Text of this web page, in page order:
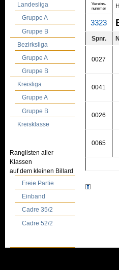
Landesliga
Gruppe A
Gruppe B
Bezirksliga
Gruppe A
Gruppe B
Kreisliga
Gruppe A
Gruppe B
Kreisklasse
Ranglisten aller
Klassen
auf dem kleinen Billard
Freie Partie
Einband
Cadre 35/2
Cadre 52/2
Vereins-
nummer
3323
Spnr.
0027
0041
0026
0065